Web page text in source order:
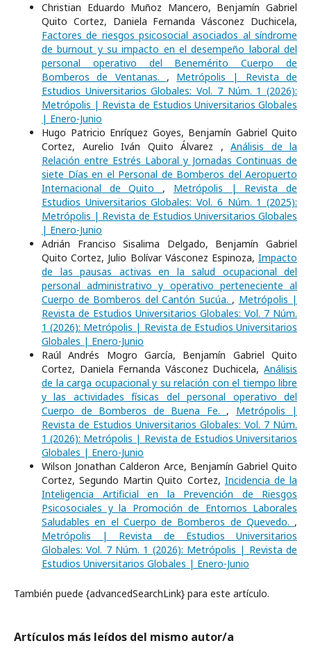
Christian Eduardo Muñoz Mancero, Benjamín Gabriel
Quito Cortez, Daniela Fernanda Vásconez Duchicela,
Factores de riesgos psicosocial asociados al síndrome
de burnout y su impacto en el desempeño laboral del
personal operativo del Benemérito Cuerpo de
Bomberos de Ventanas. , Metrópolis | Revista de
Estudios Universitarios Globales: Vol. 7 Núm. 1 (2026):
Metrópolis | Revista de Estudios Universitarios Globales
| Enero-Junio
Hugo Patricio Enríquez Goyes, Benjamín Gabriel Quito
Cortez, Aurelio Iván Quito Álvarez , Análisis de la
Relación entre Estrés Laboral y Jornadas Continuas de
siete Días en el Personal de Bomberos del Aeropuerto
Internacional de Quito , Metrópolis | Revista de
Estudios Universitarios Globales: Vol. 6 Núm. 1 (2025):
Metrópolis | Revista de Estudios Universitarios Globales
| Enero-Junio
Adrián Franciso Sisalima Delgado, Benjamín Gabriel
Quito Cortez, Julio Bolívar Vásconez Espinoza, Impacto
de las pausas activas en la salud ocupacional del
personal administrativo y operativo perteneciente al
Cuerpo de Bomberos del Cantón Sucúa. , Metrópolis |
Revista de Estudios Universitarios Globales: Vol. 7 Núm.
1 (2026): Metrópolis | Revista de Estudios Universitarios
Globales | Enero-Junio
Raúl Andrés Mogro García, Benjamín Gabriel Quito
Cortez, Daniela Fernanda Vásconez Duchicela, Análisis
de la carga ocupacional y su relación con el tiempo libre
y las actividades físicas del personal operativo del
Cuerpo de Bomberos de Buena Fe. , Metrópolis |
Revista de Estudios Universitarios Globales: Vol. 7 Núm.
1 (2026): Metrópolis | Revista de Estudios Universitarios
Globales | Enero-Junio
Wilson Jonathan Calderon Arce, Benjamín Gabriel Quito
Cortez, Segundo Martin Quito Cortez, Incidencia de la
Inteligencia Artificial en la Prevención de Riesgos
Psicosociales y la Promoción de Entornos Laborales
Saludables en el Cuerpo de Bomberos de Quevedo. ,
Metrópolis | Revista de Estudios Universitarios
Globales: Vol. 7 Núm. 1 (2026): Metrópolis | Revista de
Estudios Universitarios Globales | Enero-Junio
También puede {advancedSearchLink} para este artículo.
Artículos más leídos del mismo autor/a